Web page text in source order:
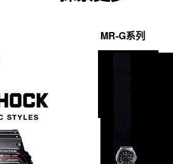
MR-G系列